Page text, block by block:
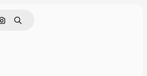
Поиск по изображению
Поиск